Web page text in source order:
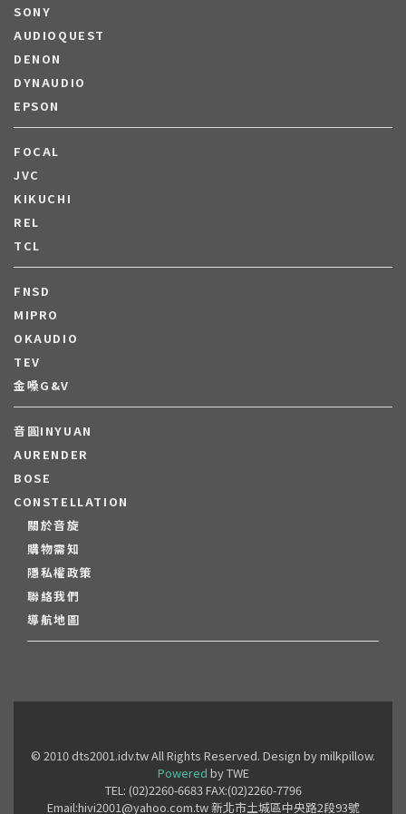
SONY
AUDIOQUEST
DENON
DYNAUDIO
EPSON
FOCAL
JVC
KIKUCHI
REL
TCL
FNSD
MIPRO
OKAUDIO
TEV
金嗓G&V
音圓INYUAN
AURENDER
BOSE
CONSTELLATION
關於音旋
購物需知
隱私權政策
聯絡我們
導航地圖
© 2010 dts2001.idv.tw All Rights Reserved. Design by milkpillow.
Powered by TWE
TEL: (02)2260-6683 FAX:(02)2260-7796
Email:hivi2001@yahoo.com.tw 新北市土城區中央路2段93號